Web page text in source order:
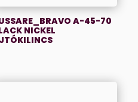
A-45-70
NICKEL